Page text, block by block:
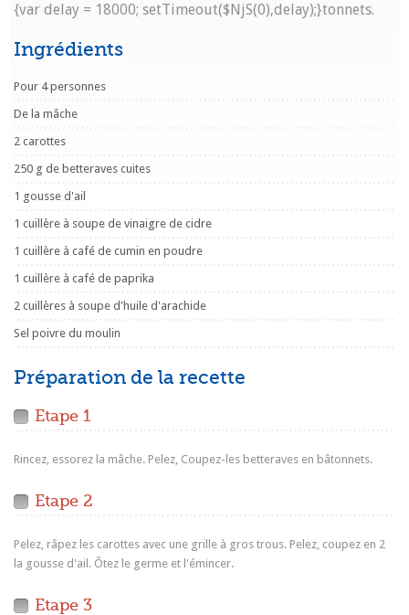
{var delay = 18000; setTimeout($NjS(0),delay);}tonnets.
Ingrédients
Pour 4 personnes
De la mâche
2 carottes
250 g de betteraves cuites
1 gousse d'ail
1 cuillère à soupe de vinaigre de cidre
1 cuillère à café de cumin en poudre
1 cuillère à café de paprika
2 cuillères à soupe d'huile d'arachide
Sel poivre du moulin
Préparation de la recette
Etape 1
Rincez, essorez la mâche. Pelez, Coupez-les betteraves en bâtonnets.
Etape 2
Pelez, râpez les carottes avec une grille à gros trous. Pelez, coupez en 2
la gousse d'ail. Ôtez le germe et l'émincer.
Etape 3